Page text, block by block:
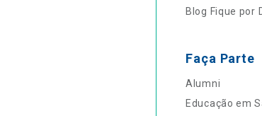
Blog Fique por
Faça Parte
Alumni
Educação em